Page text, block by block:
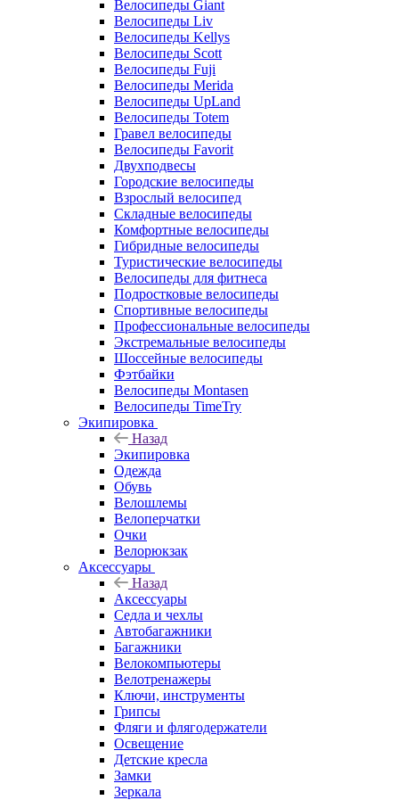
Велосипеды Giant
Велосипеды Liv
Велосипеды Kellys
Велосипеды Scott
Велосипеды Fuji
Велосипеды Merida
Велосипеды UpLand
Велосипеды Totem
Гравел велосипеды
Велосипеды Favorit
Двухподвесы
Городские велосипеды
Взрослый велосипед
Складные велосипеды
Комфортные велосипеды
Гибридные велосипеды
Туристические велосипеды
Велосипеды для фитнеса
Подростковые велосипеды
Спортивные велосипеды
Профессиональные велосипеды
Экстремальные велосипеды
Шоссейные велосипеды
Фэтбайки
Велосипеды Montasen
Велосипеды TimeTry
Экипировка
Назад
Экипировка
Одежда
Обувь
Велошлемы
Велоперчатки
Очки
Велорюкзак
Аксессуары
Назад
Аксессуары
Седла и чехлы
Автобагажники
Багажники
Велокомпьютеры
Велотренажеры
Ключи, инструменты
Грипсы
Фляги и флягодержатели
Освещение
Детские кресла
Замки
Зеркала